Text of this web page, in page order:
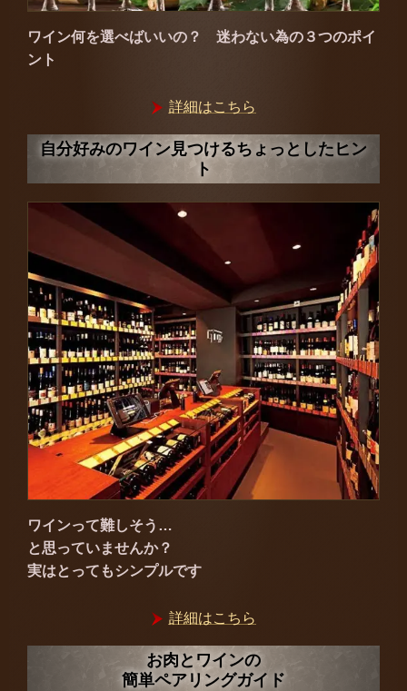
ワイン何を選べばいいの？ 迷わない為の３つのポイ
ント
詳細はこちら
自分好みのワイン見つけるちょっとしたヒン
ト
ワインって難しそう…
と思っていませんか？
実はとってもシンプルです
詳細はこちら
お肉とワインの
簡単ペアリングガイド